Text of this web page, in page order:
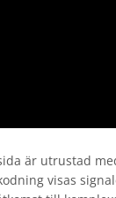
är utrustad
visas